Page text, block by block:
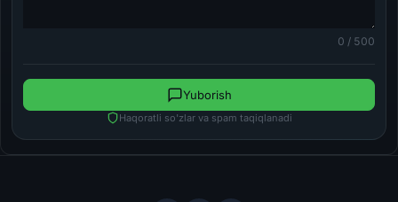
0 / 500
Haqoratli so'zlar va spam taqiqlanadi
Yuborish